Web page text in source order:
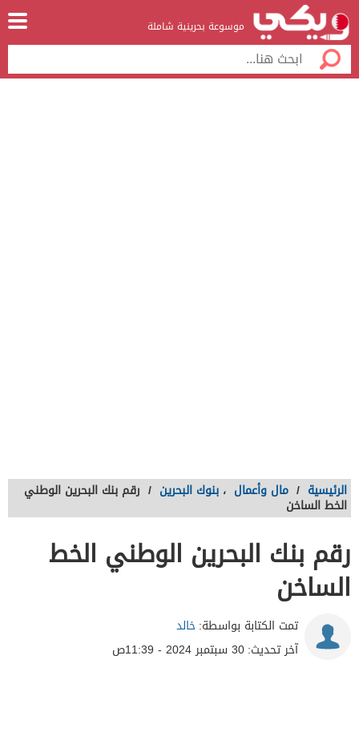
موسوعة بحرينية شاملة
الرئيسية / مال وأعمال ، بنوك البحرين / رقم بنك البحرين الوطني
الخط الساخن
رقم بنك البحرين الوطني الخط
الساخن
تمت الكتابة بواسطة:خالد
آخر تحديث:30 سبتمبر 2024 - 11:39ص